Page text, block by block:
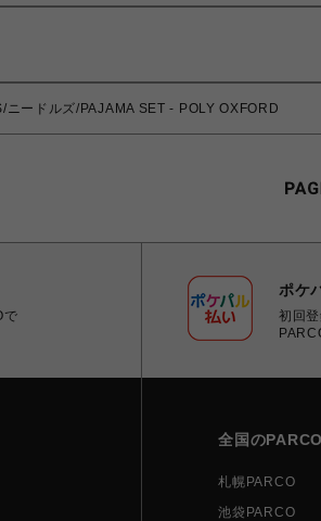
ニードルズ/PAJAMA SET - POLY OXFORD
で
ポケ
初回
全国の
札幌PARCO
池袋PARCO